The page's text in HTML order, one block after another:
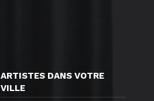
ARTISTES DANS VOTRE
VILLE